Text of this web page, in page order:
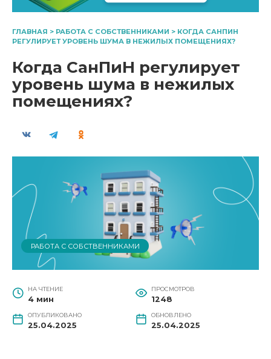
ГЛАВНАЯ > РАБОТА С СОБСТВЕННИКАМИ > КОГДА САНПИН
РЕГУЛИРУЕТ УРОВЕНЬ ШУМА В НЕЖИЛЫХ ПОМЕЩЕНИЯХ?
Когда СанПиН регулирует
уровень шума в нежилых
помещениях?
РАБОТА С СОБСТВЕННИКАМИ
НА ЧТЕНИЕ
4 мин
ПРОСМОТРОВ
1248
ОПУБЛИКОВАНО
25.04.2025
ОБНОВЛЕНО
25.04.2025